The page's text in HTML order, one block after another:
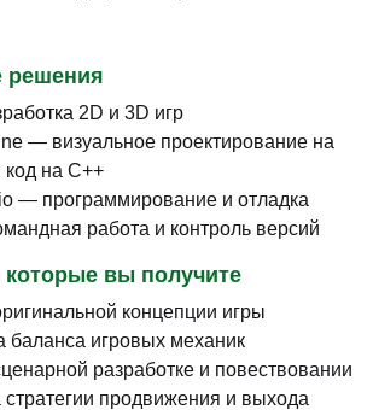
решения
2D и 3D игр
— визуальное проектирование на
код на C++
— программирование и отладка
работа и контроль версий
вы получите
концепции игры
баланса игровых механик
разработке и повествовании
стратегии продвижения и выхода